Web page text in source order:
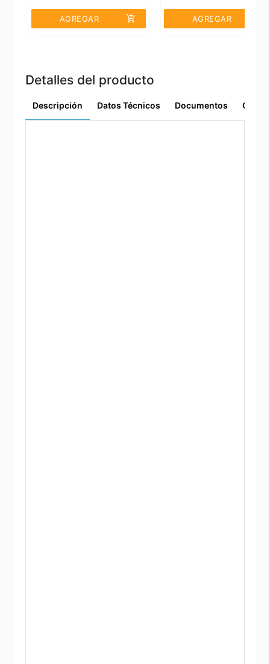
AGREGAR add_shopping_cart AGREGAR
Detalles del producto
Descripción Datos Técnicos Documentos